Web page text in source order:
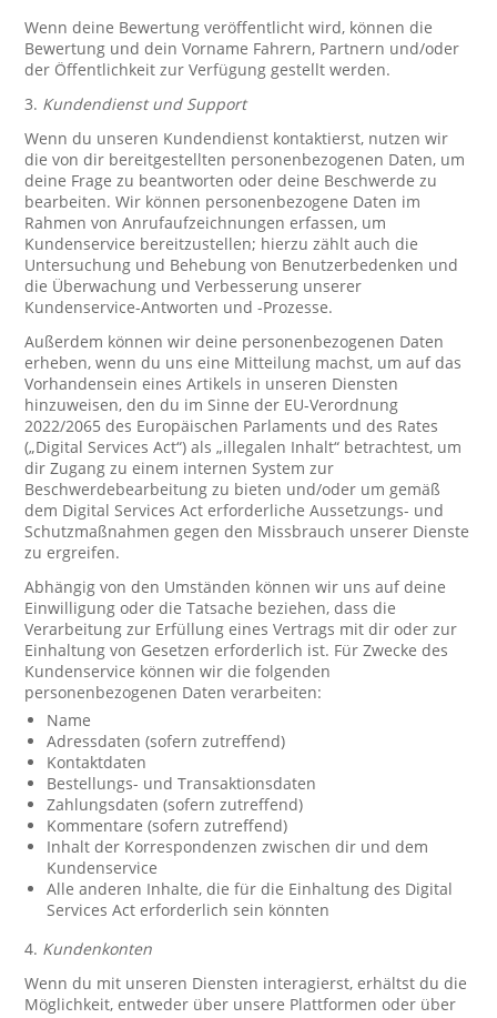
Wenn deine Bewertung veröffentlicht wird, können die
Bewertung und dein Vorname Fahrern, Partnern und/oder
der Öffentlichkeit zur Verfügung gestellt werden.
3. Kundendienst und Support
Wenn du unseren Kundendienst kontaktierst, nutzen wir
die von dir bereitgestellten personenbezogenen Daten, um
deine Frage zu beantworten oder deine Beschwerde zu
bearbeiten. Wir können personenbezogene Daten im
Rahmen von Anrufaufzeichnungen erfassen, um
Kundenservice bereitzustellen; hierzu zählt auch die
Untersuchung und Behebung von Benutzerbedenken und
die Überwachung und Verbesserung unserer
Kundenservice-Antworten und -Prozesse.
Außerdem können wir deine personenbezogenen Daten
erheben, wenn du uns eine Mitteilung machst, um auf das
Vorhandensein eines Artikels in unseren Diensten
hinzuweisen, den du im Sinne der EU-Verordnung
2022/2065 des Europäischen Parlaments und des Rates
(„Digital Services Act“) als „illegalen Inhalt“ betrachtest, um
dir Zugang zu einem internen System zur
Beschwerdebearbeitung zu bieten und/oder um gemäß
dem Digital Services Act erforderliche Aussetzungs- und
Schutzmaßnahmen gegen den Missbrauch unserer Dienste
zu ergreifen.
Abhängig von den Umständen können wir uns auf deine
Einwilligung oder die Tatsache beziehen, dass die
Verarbeitung zur Erfüllung eines Vertrags mit dir oder zur
Einhaltung von Gesetzen erforderlich ist. Für Zwecke des
Kundenservice können wir die folgenden
personenbezogenen Daten verarbeiten:
Name
Adressdaten (sofern zutreffend)
Kontaktdaten
Bestellungs- und Transaktionsdaten
Zahlungsdaten (sofern zutreffend)
Kommentare (sofern zutreffend)
Inhalt der Korrespondenzen zwischen dir und dem
Kundenservice
Alle anderen Inhalte, die für die Einhaltung des Digital
Services Act erforderlich sein könnten
4. Kundenkonten
Wenn du mit unseren Diensten interagierst, erhältst du die
Möglichkeit, entweder über unsere Plattformen oder über